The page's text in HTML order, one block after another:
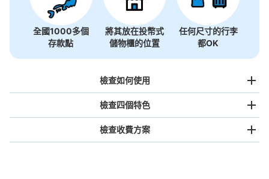
全國1000多個
存款點
將其放在投幣式
儲物櫃的位置
任何尺寸的行李
都OK
檢查如何使用
檢查四個特色
檢查收費方案